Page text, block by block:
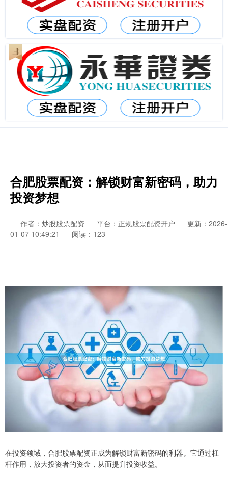
合肥股票配资：解锁财富新密码，助力
投资梦想
作者：炒股股票配资 平台：正规股票配资开户
更新：2026-
01-07 10:49:21
阅读：123
在投资领域，合肥股票配资正成为解锁财富新密码的利器。它通过杠
杆作用，放大投资者的资金，从而提升投资收益。